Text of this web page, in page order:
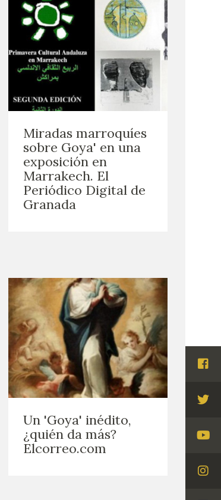
Miradas marroquíes
sobre Goya' en una
exposición en
Marrakech. El
Periódico Digital de
Granada
Un 'Goya' inédito,
¿quién da más?
Elcorreo.com